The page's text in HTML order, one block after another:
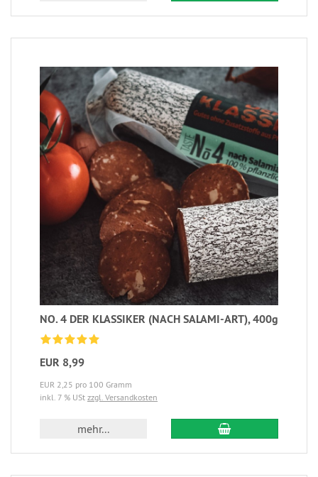
NO. 4 DER KLASSIKER (NACH SALAMI-ART), 400g
EUR 8,99
EUR 2,25 pro 100 Gramm
inkl. 7 % USt zzgl. Versandkosten
mehr...